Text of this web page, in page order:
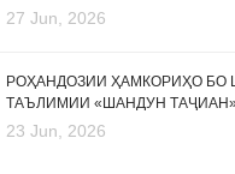
27 Jun, 2026
РОҲАНДОЗИИ ҲАМКОРИҲО БО
ТАЪЛИМИИ «ШАНДУН
23 Jun, 2026